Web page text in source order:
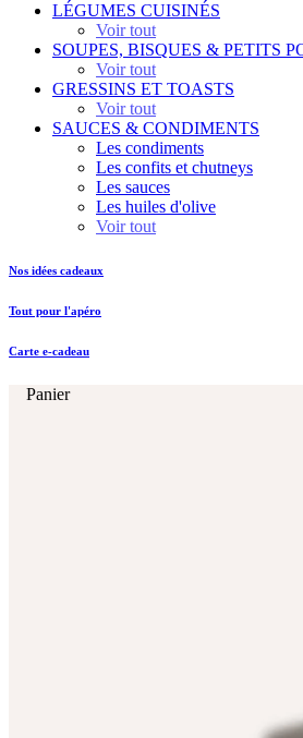
LÉGUMES CUISINÉS
Voir tout
SOUPES, BISQUES & PETITS
Voir tout
GRESSINS ET TOASTS
Voir tout
SAUCES & CONDIMENTS
Les condiments
Les confits et chutneys
Les sauces
Les huiles d'olive
Voir tout
Nos idées cadeaux
Tout pour l'apéro
Carte e-cadeau
Panier